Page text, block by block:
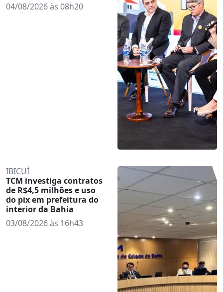
04/08/2026 às 08h20
IBICUÍ
TCM investiga contratos
de R$4,5 milhões e uso
do pix em prefeitura do
interior da Bahia
03/08/2026 às 16h43